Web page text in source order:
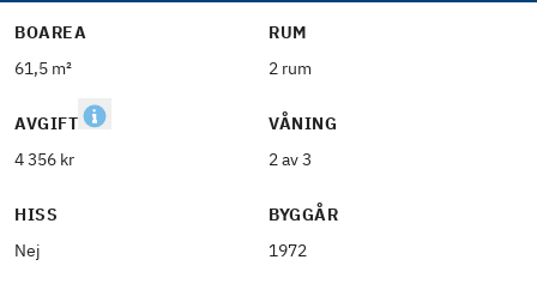
BOAREA
61,5 m²
RUM
2 rum
AVGIFT
4 356 kr
VÅNING
2 av 3
HISS
Nej
BYGGÅR
1972